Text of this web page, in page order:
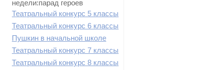
недели:парад героев
Театральный конкурс 5 классы
Театральный конкурс 6 классы
Пушкин в начальной школе
Театральный конкурс 7 классы
Театральный конкурс 8 классы